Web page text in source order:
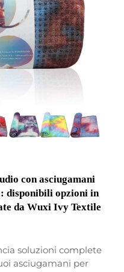
con asciugamani
disponibili opzioni in
da Wuxi Ivy Textile
soluzioni complete
asciugamani per